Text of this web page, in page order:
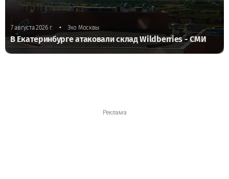
7 августа 2026 г. • Эхо Москвы
В Екатеринбурге атаковали склад Wildberries - СМИ